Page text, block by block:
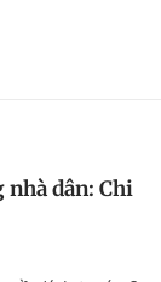
dân: Chi